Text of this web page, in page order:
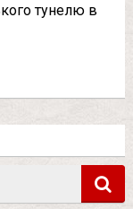
тунелю в